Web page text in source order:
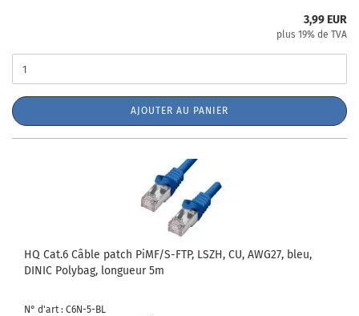
3,99 EUR
plus 19% de TVA
AJOUTER AU PANIER
HQ Cat.6 Câble patch PiMF/S-FTP, LSZH, CU, AWG27, bleu,
DINIC Polybag, longueur 5m
N° d'art : C6N-5-BL